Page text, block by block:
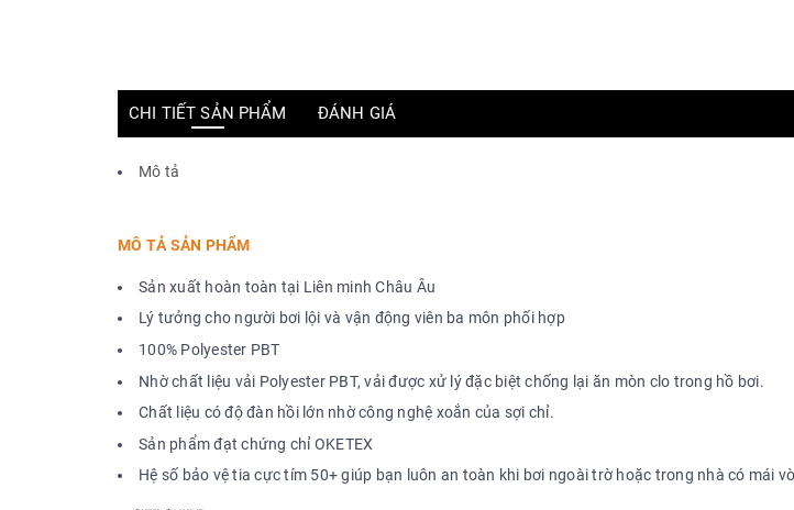
CHI TIẾT SẢN PHẨM ĐÁNH GIÁ
Mô tả
MÔ TẢ SẢN PHẨM
Sản xuất hoàn toàn tại Liên minh Châu Âu
Lý tưởng cho người bơi lội và vận động viên ba môn phối hợp
100% Polyester PBT
Nhờ chất liệu vải Polyester PBT, vải được xử lý đặc biệt chống lại ăn mòn clo trong hồ bơi.
Chất liệu có độ đàn hồi lớn nhờ công nghệ xoắn của sợi chỉ.
Sản phẩm đạt chứng chỉ OKETEX
Hệ số bảo vệ tia cực tím 50+ giúp bạn luôn an toàn khi bơi ngoài trờ hoặc trong nhà có mái